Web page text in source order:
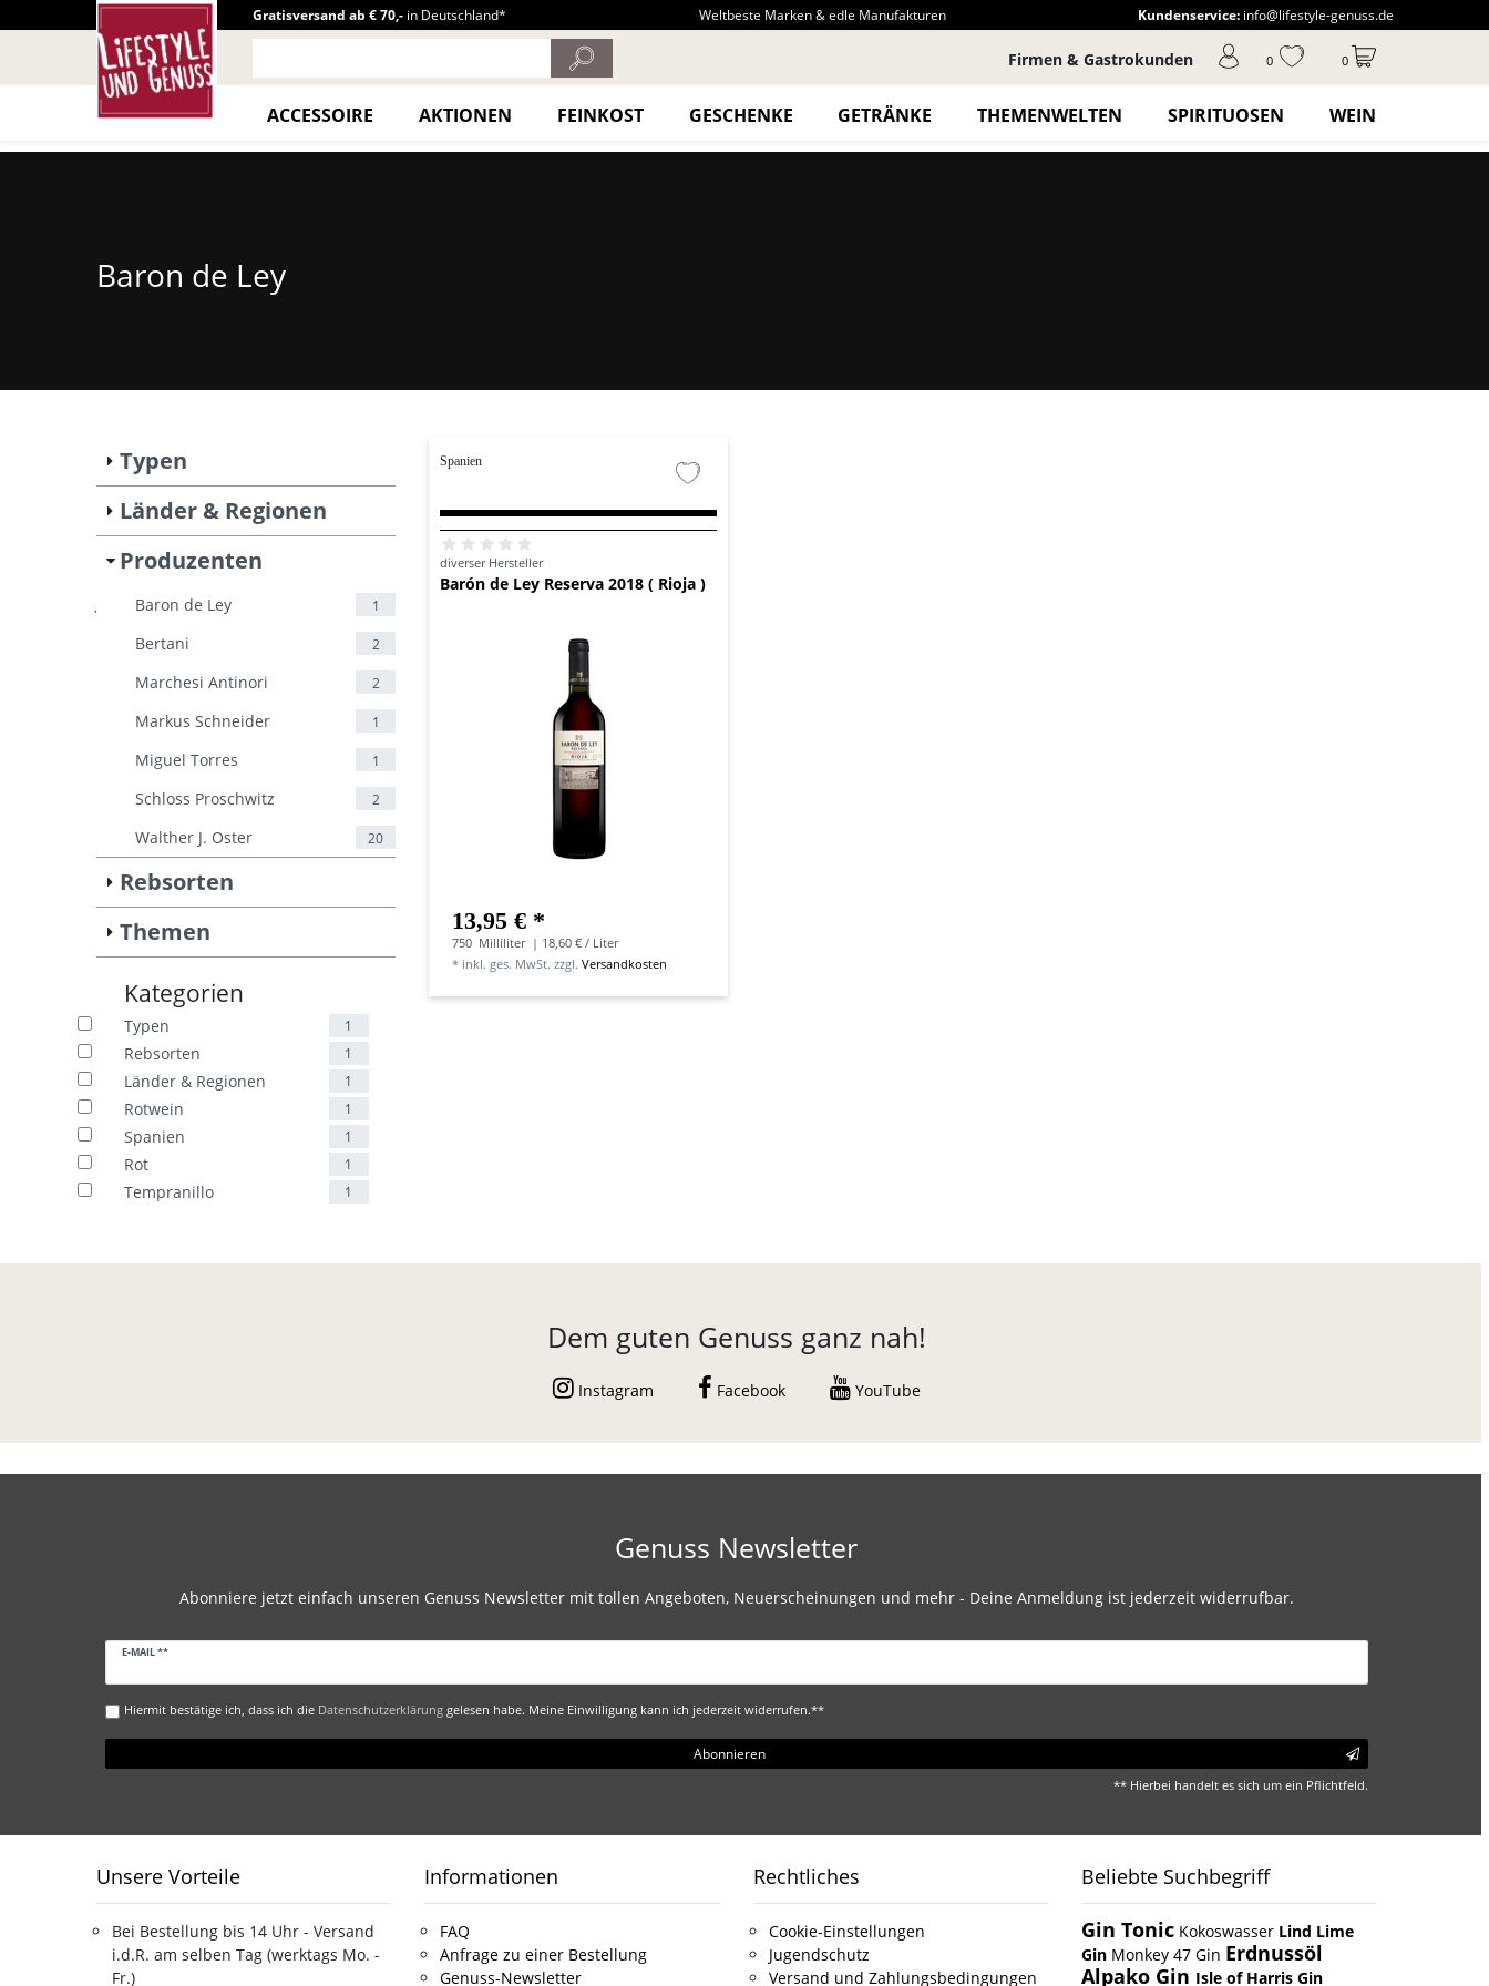
Gratisversand ab € 70,- in Deutschland* Weltbeste Marken & edle Manufakturen Kundenservice: info@lifestyle-genuss.de
Firmen & Gastrokunden 0 0
ACCESSOIRE AKTIONEN FEINKOST GESCHENKE GETRÄNKE THEMENWELTEN SPIRITUOSEN WEIN
Wein Produzenten
Baron de Ley
Typen
Länder & Regionen
Produzenten
Baron de Ley 1
Bertani 2
Marchesi Antinori 2
Markus Schneider 1
Miguel Torres 1
Schloss Proschwitz 2
Walther J. Oster 20
Rebsorten
Themen
Kategorien
Typen 1
Rebsorten 1
Länder & Regionen 1
Rotwein 1
Spanien 1
Rot 1
Tempranillo 1
Spanien
diverser Hersteller
Barón de Ley Reserva 2018 ( Rioja )
13,95 € *
750 Milliliter | 18,60 € / Liter
* inkl. ges. MwSt. zzgl.Versandkosten
Dem guten Genuss ganz nah!
Instagram Facebook YouTube
Genuss Newsletter
Abonniere jetzt einfach unseren Genuss Newsletter mit tollen Angeboten, Neuerscheinungen und mehr - Deine Anmeldung ist jederzeit widerrufbar.
E-MAIL **
Newsletter
Hiermit bestätige ich, dass ich die Daten­schutz­erklärung gelesen habe. Meine Einwilligung kann ich jederzeit widerrufen.**
Abonnieren
** Hierbei handelt es sich um ein Pflichtfeld.
Unsere Vorteile
Bei Bestellung bis 14 Uhr - Versand
i.d.R. am selben Tag (werktags Mo. -
Fr.)
Informationen
FAQ
Anfrage zu einer Bestellung
Genuss-Newsletter
Rechtliches
Cookie-Einstellungen
Jugendschutz
Versand und Zahlungsbedingungen
Beliebte Suchbegriff
Gin Tonic Kokoswasser Lind Lime
Gin Monkey 47 Gin Erdnussöl
Alpako Gin Isle of Harris Gin